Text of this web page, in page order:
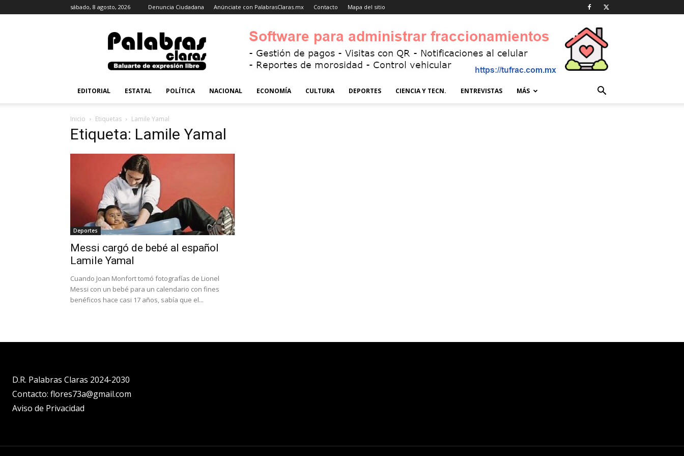
sábado, 8 agosto, 2026 Denuncia Ciudadana Anúnciate con PalabrasClaras.mx Contacto Mapa del sitio
PalabrasClaras.mx
EDITORIAL ESTATAL POLÍTICA NACIONAL ECONOMÍA CULTURA DEPORTES CIENCIA Y TECN. ENTREVISTAS MÁS
Inicio Etiquetas Lamile Yamal
Etiqueta: Lamile Yamal
Deportes
Messi cargó de bebé al español
Lamile Yamal
Cuando Joan Monfort tomó fotografías de Lionel
Messi con un bebé para un calendario con fines
benéficos hace casi 17 años, sabía que el...
D.R. Palabras Claras 2024-2030
Contacto: flores73a@gmail.com
Aviso de Privacidad